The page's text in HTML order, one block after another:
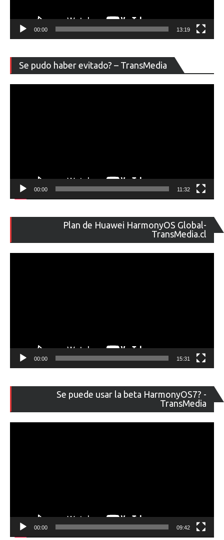
00:00 13:19
Se pudo haber evitado? – TransMedia
de
00:00 11:32
Plan de Huawei HarmonyOS Global-
TransMedia.cl
de
00:00 15:31
Se puede usar la beta HarmonyOS7? -
TransMedia
de
00:00 09:42